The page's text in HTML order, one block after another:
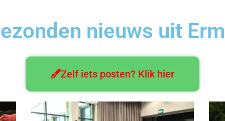
nieuws uit
Zelf iets posten? Klik hier